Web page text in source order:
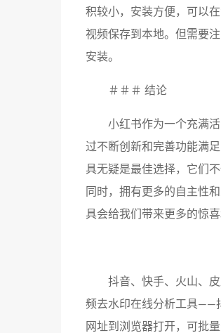
积较小，安装方便，可以
视频保存到本地。但需要
安装。
＃＃＃ 结论
小红书作为一个充满
过不断创新和完善功能满
具无疑是最佳选择，它们
同时，拥有更多的自主性
具会给我们带来更多的惊喜
抖音、快手、火山、
频去水印在线分析工具——
网址到浏览器打开，可批